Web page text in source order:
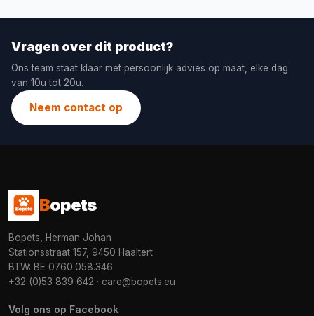
Vragen over dit product?
Ons team staat klaar met persoonlijk advies op maat, elke dag
van 10u tot 20u.
Neem contact op
Bopets
Bopets, Herman Johan
Stationsstraat 157, 9450 Haaltert
BTW: BE 0760.058.346
+32 (0)53 839 642 · care@bopets.eu
Volg ons op Facebook